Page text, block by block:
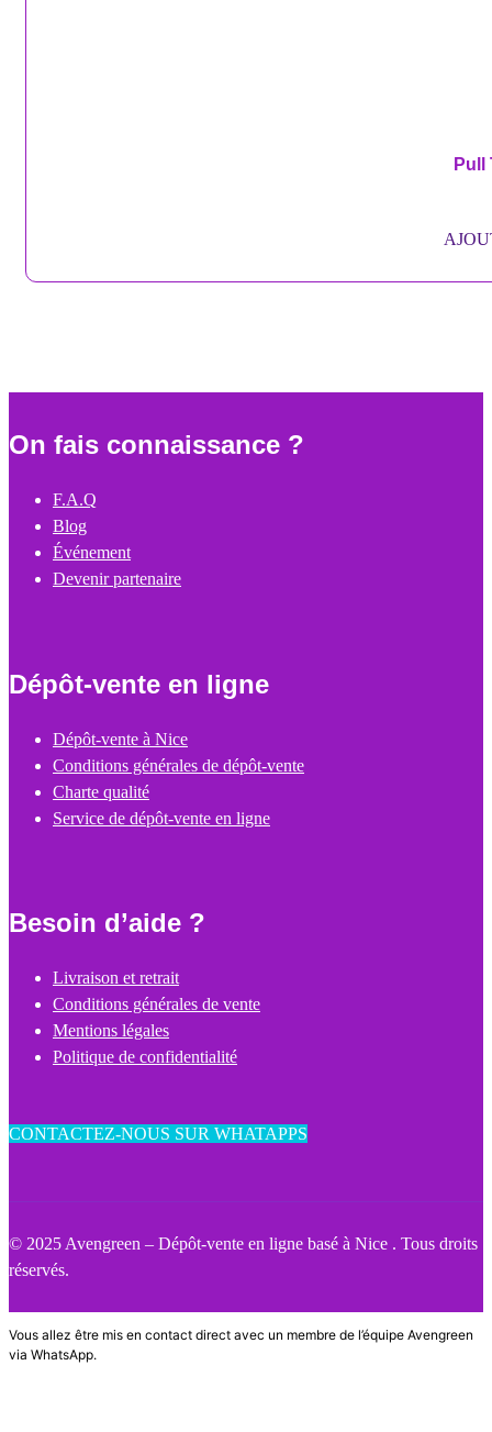
Pull
On fais connaissance ?
F.A.Q
Blog
Événement
Devenir partenaire
Dépôt-vente en ligne
Dépôt-vente à Nice
Conditions générales de dépôt-vente
Charte qualité
Service de dépôt-vente en ligne
Besoin d’aide ?
Livraison et retrait
Conditions générales de vente
Mentions légales
Politique de confidentialité
CONTACTEZ-NOUS SUR WHATAPPS
© 2025 Avengreen – Dépôt-vente en ligne basé à Nice . Tous droits
réservés.
Vous allez être mis en contact direct avec un membre de l’équipe Avengreen
via WhatsApp.